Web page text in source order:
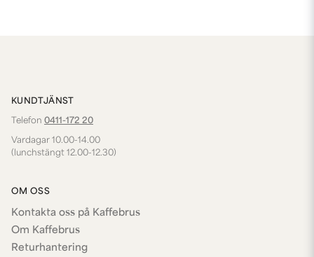
KUNDTJÄNST
Telefon 0411-172 20
Vardagar 10.00-14.00
(lunchstängt 12.00-12.30)
OM OSS
Kontakta oss på Kaffebrus
Om Kaffebrus
Returhantering